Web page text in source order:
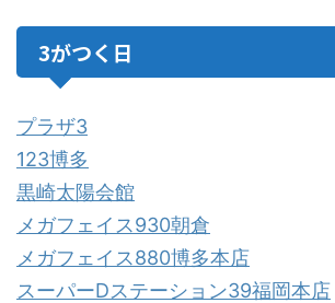
3がつく日
プラザ3
123博多
黒崎太陽会館
メガフェイス930朝倉
メガフェイス880博多本店
スーパーDステーション39福岡本店